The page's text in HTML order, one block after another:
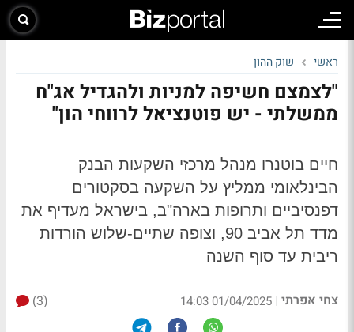
ראשי שוק ההון
"לצמצם חשיפה למניות ולהגדיל אג"ח
ממשלתי - יש פוטנציאל לרווחי הון"
חיים בוטנרו מנהל מרכזי השקעות הבנק
הבינלאומי ממליץ על השקעה בסקטורים
דפנסיביים ותרופות בארה"ב, בישראל מעדיף את
מדד תל אביב 90, וצופה שתיים-שלוש הורדות
ריבית עד סוף השנה
צחי אפרתי |
01/04/2025 14:03
(3)